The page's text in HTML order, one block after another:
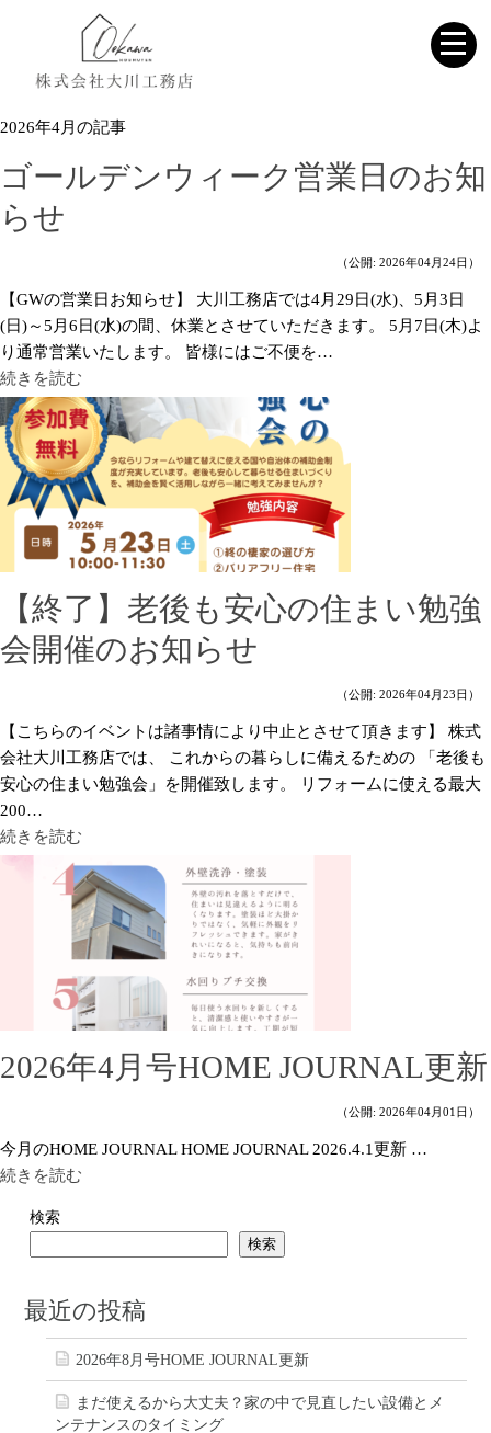
2026年4月の記事
ゴールデンウィーク営業日のお知
らせ
（公開: 2026年04月24日）
【GWの営業日お知らせ】 大川工務店では4月29日(水)、5月3日
(日)～5月6日(水)の間、休業とさせていただきます。 5月7日(木)よ
り通常営業いたします。 皆様にはご不便を…
続きを読む
【終了】老後も安心の住まい勉強
会開催のお知らせ
（公開: 2026年04月23日）
【こちらのイベントは諸事情により中止とさせて頂きます】 株式
会社大川工務店では、 これからの暮らしに備えるための 「老後も
安心の住まい勉強会」を開催致します。 リフォームに使える最大
200…
続きを読む
2026年4月号HOME JOURNAL更新
（公開: 2026年04月01日）
今月のHOME JOURNAL HOME JOURNAL 2026.4.1更新 …
続きを読む
検索
検索
最近の投稿
2026年8月号HOME JOURNAL更新
まだ使えるから大丈夫？家の中で見直したい設備とメ
ンテナンスのタイミング